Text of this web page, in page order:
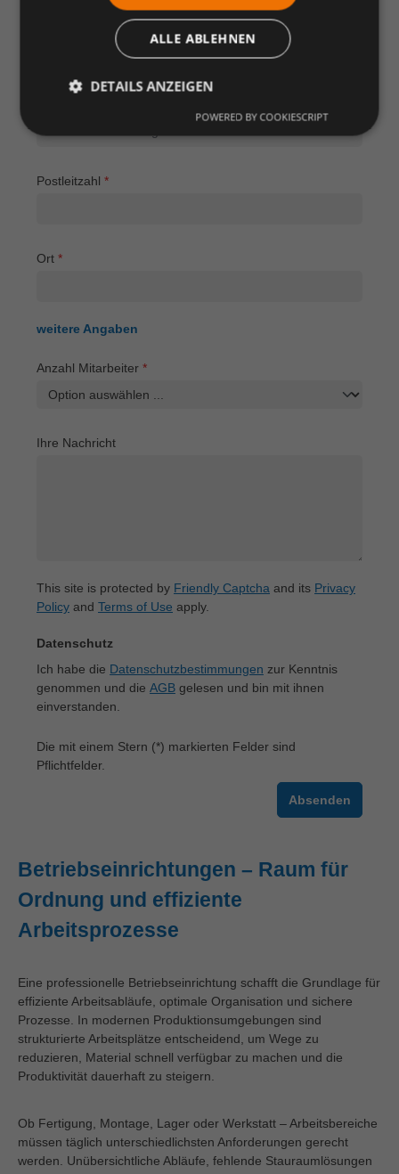
Telefonnummer*
Postleitzahl *
Ort *
weitere Angaben
Anzahl Mitarbeiter *
Ihre Nachricht
This site is protected by Friendly Captcha and its Privacy
Policy and Terms of Use apply.
Datenschutz
Ich habe die Datenschutzbestimmungen zur Kenntnis
genommen und die AGB gelesen und bin mit ihnen
einverstanden.
Die mit einem Stern (*) markierten Felder sind
Pflichtfelder.
Absenden
Betriebseinrichtungen – Raum für
Ordnung und effiziente
Arbeitsprozesse
Eine professionelle Betriebseinrichtung schafft die Grundlage für
effiziente Arbeitsabläufe, optimale Organisation und sichere
Prozesse. In modernen Produktionsumgebungen sind
strukturierte Arbeitsplätze entscheidend, um Wege zu
reduzieren, Material schnell verfügbar zu machen und die
Produktivität dauerhaft zu steigern.
Ob Fertigung, Montage, Lager oder Werkstatt – Arbeitsbereiche
müssen täglich unterschiedlichsten Anforderungen gerecht
werden. Unübersichtliche Abläufe, fehlende Stauraumlösungen
ALLE ABLEHNEN
DETAILS ANZEIGEN
POWERED BY COOKIESCRIPT